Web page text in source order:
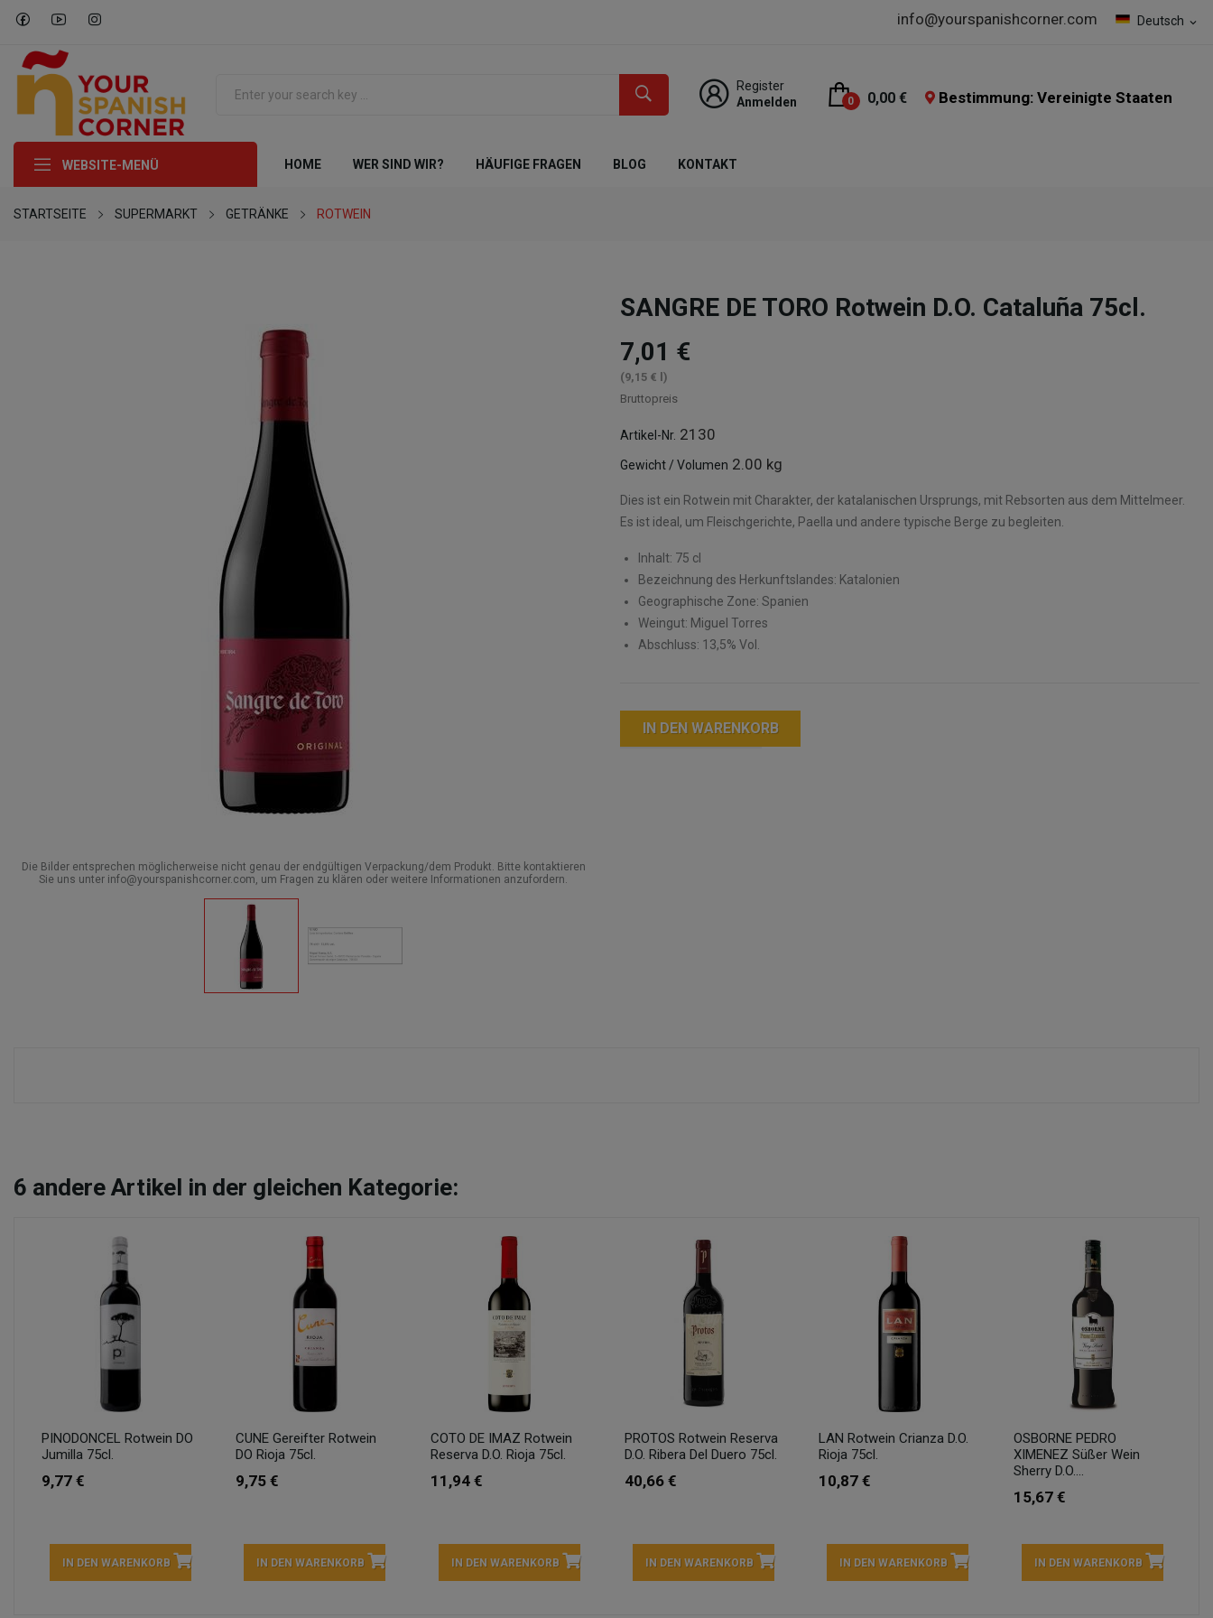
Deutsch expand_more
info@yourspanishcorner.com
Register
Anmelden
0 0,00 € Bestimmung: Vereinigte Staaten
WEBSITE-MENÜ HOME WER SIND WIR? HÄUFIGE FRAGEN BLOG KONTAKT
STARTSEITE SUPERMARKT GETRÄNKE ROTWEIN
Die Bilder entsprechen möglicherweise nicht genau der endgültigen Verpackung/dem Produkt. Bitte kontaktieren
Sie uns unter info@yourspanishcorner.com, um Fragen zu klären oder weitere Informationen anzufordern.
SANGRE DE TORO Rotwein D.O. Cataluña 75cl.
7,01 €
(9,15 € l)
Bruttopreis
Artikel-Nr. 2130
Gewicht / Volumen 2.00 kg
Dies ist ein Rotwein mit Charakter, der katalanischen Ursprungs, mit Rebsorten aus dem Mittelmeer.
Es ist ideal, um Fleischgerichte, Paella und andere typische Berge zu begleiten.
Inhalt: 75 cl
Bezeichnung des Herkunftslandes: Katalonien
Geographische Zone: Spanien
Weingut: Miguel Torres
Abschluss: 13,5% Vol.
IN DEN WARENKORB
6 andere Artikel in der gleichen Kategorie:
PINODONCEL Rotwein DO
Jumilla 75cl.
9,77 €
IN DEN WARENKORB
CUNE Gereifter Rotwein
DO Rioja 75cl.
9,75 €
IN DEN WARENKORB
COTO DE IMAZ Rotwein
Reserva D.O. Rioja 75cl.
11,94 €
IN DEN WARENKORB
PROTOS Rotwein Reserva
D.O. Ribera Del Duero 75cl.
40,66 €
IN DEN WARENKORB
LAN Rotwein Crianza D.O.
Rioja 75cl.
10,87 €
IN DEN WARENKORB
OSBORNE PEDRO
XIMENEZ Süßer Wein
Sherry D.O....
15,67 €
IN DEN WARENKORB